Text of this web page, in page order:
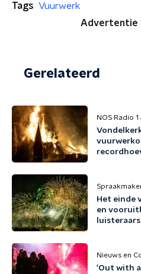
Tags Vuurwerk
Advertentie
Gerelateerd
NOS Radio
Het einde
en
luisteraars
Nieuws en
'Out with